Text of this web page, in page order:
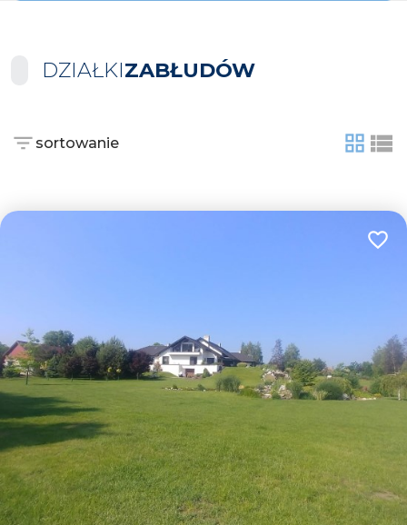
DZIAŁKIZABŁUDÓW
sortowanie
tabela